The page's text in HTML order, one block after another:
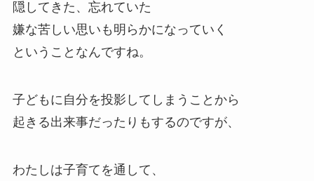
隠してきた、忘れていた
嫌な苦しい思いも明らかになっていく
ということなんですね。
子どもに自分を投影してしまうことから
起きる出来事だったりもするのですが、
わたしは子育てを通して、